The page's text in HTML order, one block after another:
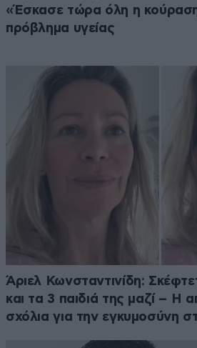
«Έσκασε τώρα όλη η
πρόβλημα υγείας
Άριελ Κωνσταντινίδη:
και τα 3 παιδιά της μαζί – Η
σχόλια για την εγκυμοσύνη